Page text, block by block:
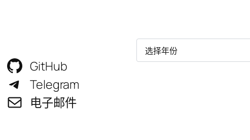
GitHub
Telegram
电子邮件
归
档